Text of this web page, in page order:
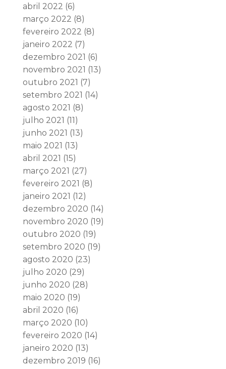
abril 2022 (6)
março 2022 (8)
fevereiro 2022 (8)
janeiro 2022 (7)
dezembro 2021 (6)
novembro 2021 (13)
outubro 2021 (7)
setembro 2021 (14)
agosto 2021 (8)
julho 2021 (11)
junho 2021 (13)
maio 2021 (13)
abril 2021 (15)
março 2021 (27)
fevereiro 2021 (8)
janeiro 2021 (12)
dezembro 2020 (14)
novembro 2020 (19)
outubro 2020 (19)
setembro 2020 (19)
agosto 2020 (23)
julho 2020 (29)
junho 2020 (28)
maio 2020 (19)
abril 2020 (16)
março 2020 (10)
fevereiro 2020 (14)
janeiro 2020 (13)
dezembro 2019 (16)